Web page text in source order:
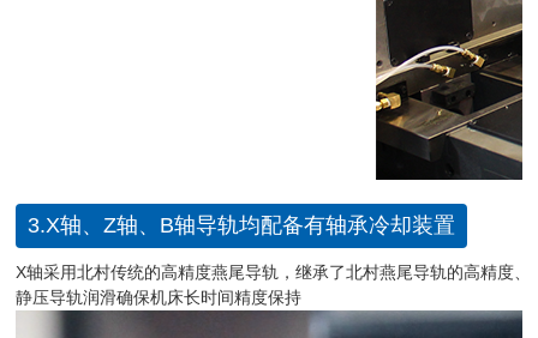
3.X轴、Z轴、B轴导轨均配备有轴承冷却装置
X轴采用北村传统的高精度燕尾导轨，继承了北村燕尾导轨的高精度、
静压导轨润滑确保机床长时间精度保持